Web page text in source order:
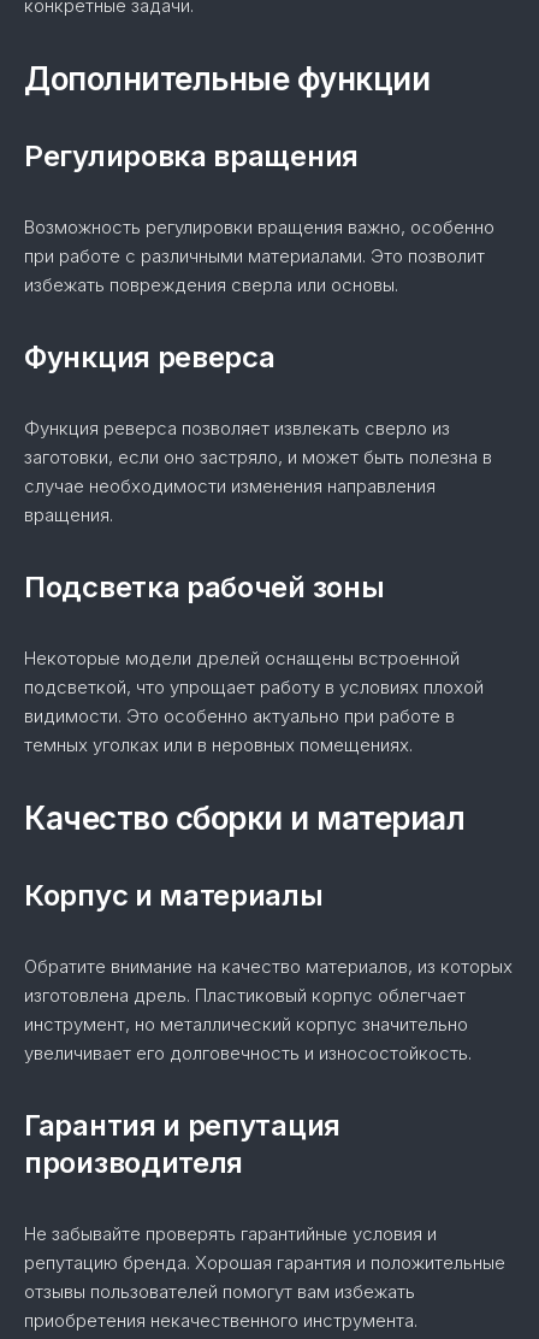
конкретные задачи.
Дополнительные функции
Регулировка вращения
Возможность регулировки вращения важно, особенно
при работе с различными материалами. Это позволит
избежать повреждения сверла или основы.
Функция реверса
Функция реверса позволяет извлекать сверло из
заготовки, если оно застряло, и может быть полезна в
случае необходимости изменения направления
вращения.
Подсветка рабочей зоны
Некоторые модели дрелей оснащены встроенной
подсветкой, что упрощает работу в условиях плохой
видимости. Это особенно актуально при работе в
темных уголках или в неровных помещениях.
Качество сборки и материал
Корпус и материалы
Обратите внимание на качество материалов, из которых
изготовлена дрель. Пластиковый корпус облегчает
инструмент, но металлический корпус значительно
увеличивает его долговечность и износостойкость.
Гарантия и репутация
производителя
Не забывайте проверять гарантийные условия и
репутацию бренда. Хорошая гарантия и положительные
отзывы пользователей помогут вам избежать
приобретения некачественного инструмента.